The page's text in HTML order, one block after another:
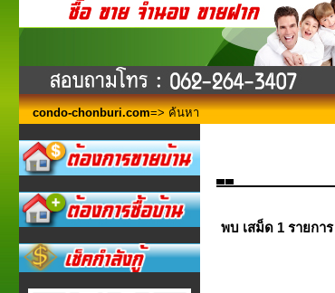
condo-chonburi.com=> ค้นหา
พบ เสม็ด 1 รายการ